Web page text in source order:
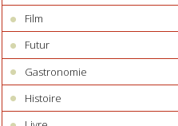
Film
Futur
Gastronomie
Histoire